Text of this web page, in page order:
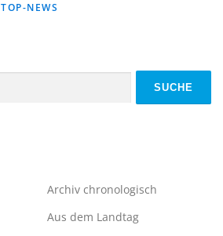
TOP-NEWS
Archiv chronologisch
Aus dem Landtag